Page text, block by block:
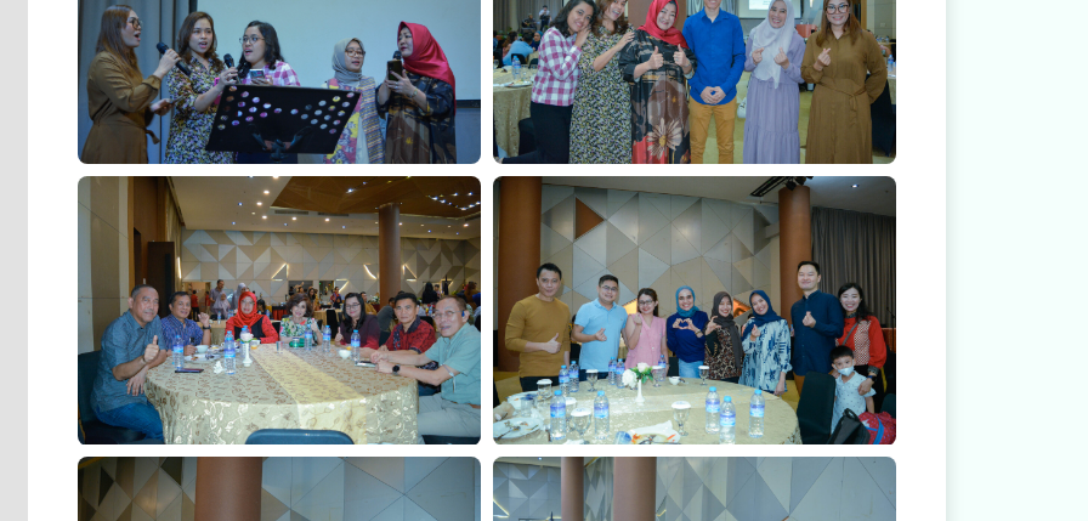
Malam Keakraban Dokter Spesialis RS Mitra Medika
Pontianak
Malam Keakraban Dokter Spesialis RS Mitra Medika
Pontianak
Malam Keakraban Dokter Spesialis RS Mitra Medika
Pontianak
Malam Keakraban Dokter Spesialis RS Mitra Medika
Pontianak